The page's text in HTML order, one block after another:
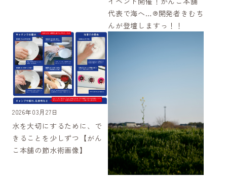
代表で海へ…®開発者きむち
んが登壇しますっ！！
2026年03月27日
水を大切にするために、で
きることを少しずつ【がん
こ本舗の節水術画像】